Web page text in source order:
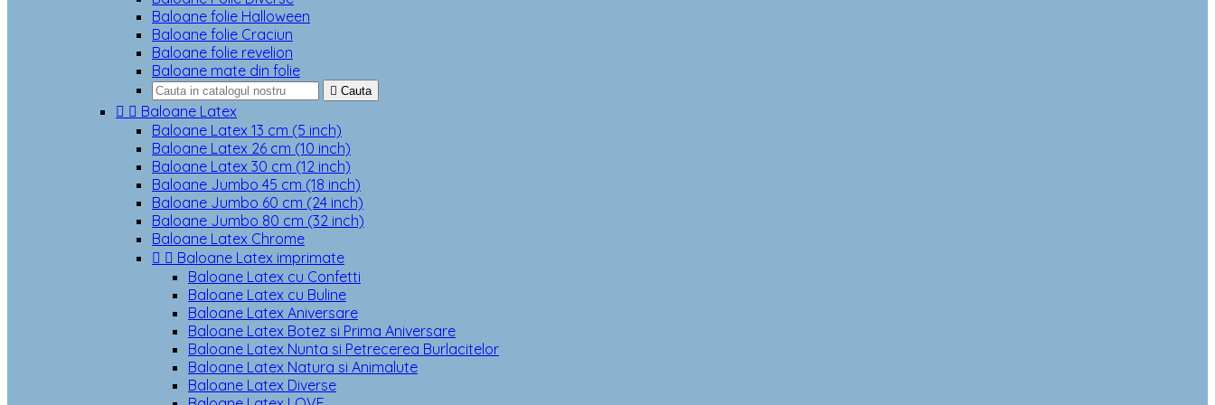
Baloane folie Halloween
Baloane folie Craciun
Baloane folie revelion
Baloane mate din folie
 Cauta
  Baloane Latex
Baloane Latex 13 cm (5 inch)
Baloane Latex 26 cm (10 inch)
Baloane Latex 30 cm (12 inch)
Baloane Jumbo 45 cm (18 inch)
Baloane Jumbo 60 cm (24 inch)
Baloane Jumbo 80 cm (32 inch)
Baloane Latex Chrome
  Baloane Latex imprimate
Baloane Latex cu Confetti
Baloane Latex cu Buline
Baloane Latex Aniversare
Baloane Latex Botez si Prima Aniversare
Baloane Latex Nunta si Petrecerea Burlacitelor
Baloane Latex Natura si Animalute
Baloane Latex Diverse